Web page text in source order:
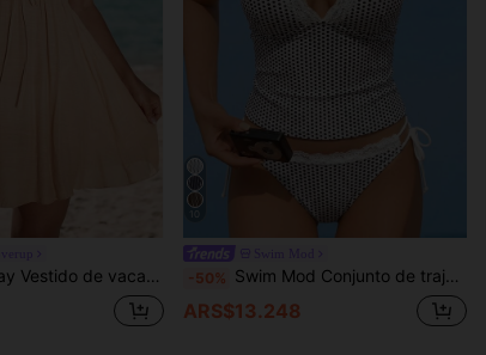
mangas de murciélago con volantes, cintura elástica y lazo, estilo bohemio de verano para mujer -50% Swim Mod Conjunto de traje de baño de tankini con estampado de lunares, adorno de encaje y nudo delantero, estilo lindo, para primavera/verano
ARS$13.248